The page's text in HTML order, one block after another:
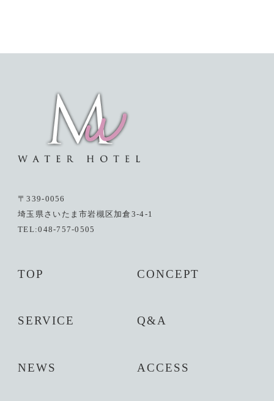
〒339-0056
埼玉県さいたま市岩槻区加倉3-4-1
TEL:048-757-0505
TOP CONCEPT
SERVICE Q&A
NEWS ACCESS